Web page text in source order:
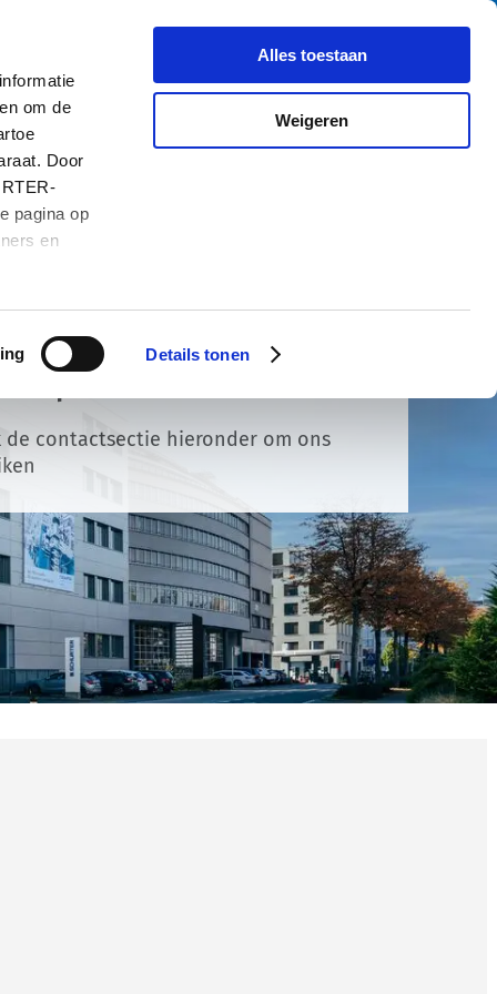
om de
Door
pagina op
en
Details tonen
Alles toestaan
Weigeren
Contact
de contactsectie hieronder om ons